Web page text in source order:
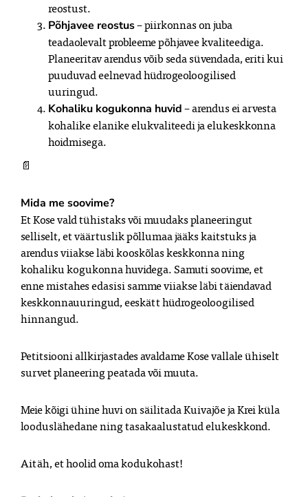
reostust.
Põhjavee reostus – piirkonnas on juba
teadaolevalt probleeme põhjavee kvaliteediga.
Planeeritav arendus võib seda süvendada, eriti kui
puuduvad eelnevad hüdrogeoloogilised
uuringud.
Kohaliku kogukonna huvid – arendus ei arvesta
kohalike elanike elukvaliteedi ja elukeskkonna
hoidmisega.
📄
Mida me soovime?
Et Kose vald tühistaks või muudaks planeeringut
selliselt, et väärtuslik põllumaa jääks kaitstuks ja
arendus viiakse läbi kooskõlas keskkonna ning
kohaliku kogukonna huvidega. Samuti soovime, et
enne mistahes edasisi samme viiakse läbi täiendavad
keskkonnauuringud, eeskätt hüdrogeoloogilised
Petitsiooni allkirjastades avaldame Kose vallale ühiselt
survet planeering peatada või muuta.
Meie kõigi ühine huvi on säilitada Kuivajõe ja Krei küla
looduslähedane ning tasakaalustatud elukeskkond.